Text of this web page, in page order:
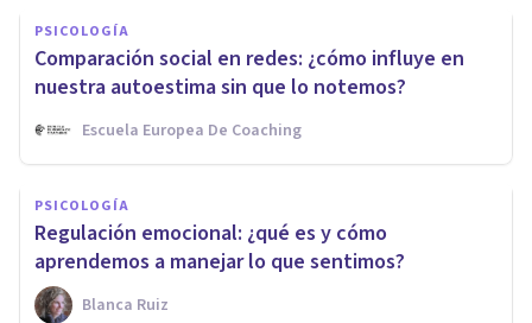
PSICOLOGÍA
Comparación social en redes: ¿cómo influye en
nuestra autoestima sin que lo notemos?
Escuela Europea De Coaching
PSICOLOGÍA
Regulación emocional: ¿qué es y cómo
aprendemos a manejar lo que sentimos?
Blanca Ruiz